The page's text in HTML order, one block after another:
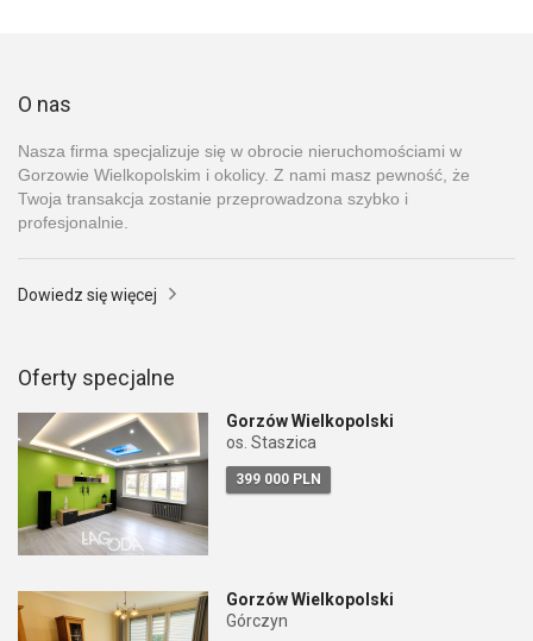
O nas
Nasza firma specjalizuje się w obrocie nieruchomościami w
Gorzowie Wielkopolskim i okolicy. Z nami masz pewność, że
Twoja transakcja zostanie przeprowadzona szybko i
profesjonalnie.
Dowiedz się więcej
Oferty specjalne
Gorzów Wielkopolski
os. Staszica
399 000 PLN
Gorzów Wielkopolski
Górczyn